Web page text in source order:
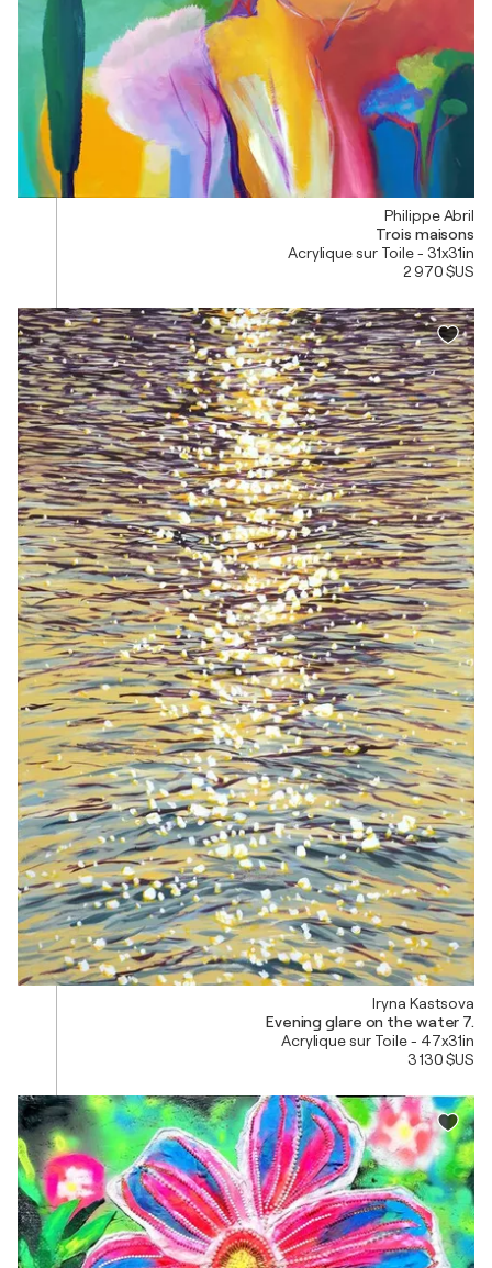
Philippe Abril
Trois maisons
Acrylique sur Toile - 31x31in
2 970 $US
Iryna Kastsova
Evening glare on the water 7.
Acrylique sur Toile - 47x31in
3 130 $US